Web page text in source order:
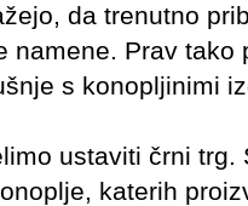
da trenutno
namene. Prav
s konopljinimi
ustaviti črni
katerih